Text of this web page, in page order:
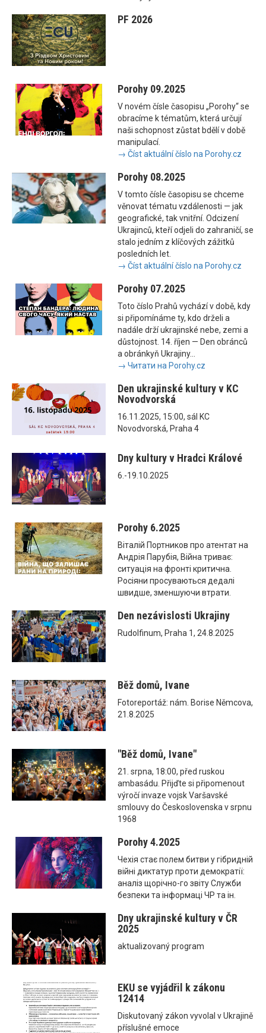
PF 2026
Porohy 09.2025
V novém čísle časopisu „Porohy“ se
obracíme k tématům, která určují
naši schopnost zůstat bdělí v době
manipulací.
→ Číst aktuální číslo na Porohy.cz
Porohy 08.2025
V tomto čísle časopisu se chceme
věnovat tématu vzdálenosti — jak
geografické, tak vnitřní. Odcizení
Ukrajinců, kteří odjeli do zahraničí, se
stalo jedním z klíčových zážitků
posledních let.
→ Číst aktuální číslo na Porohy.cz
Porohy 07.2025
Toto číslo Prahů vychází v době, kdy
si připomínáme ty, kdo drželi a
nadále drží ukrajinské nebe, zemi a
důstojnost. 14. říjen — Den obránců
a obránkyň Ukrajiny...
→ Читати на Porohy.cz
Den ukrajinské kultury v KC
Novodvorská
16.11.2025, 15:00, sál KC
Novodvorská, Praha 4
Dny kultury v Hradci Králové
6.-19.10.2025
Porohy 6.2025
Віталій Портников про атентат на
Андрія Парубія, Війна триває:
ситуація на фронті критична.
Росіяни просуваються дедалі
швидше, зменшуючи втрати.
Den nezávislosti Ukrajiny
Rudolfinum, Praha 1, 24.8.2025
Běž domů, Ivane
Fotoreportáž: nám. Borise Němcova,
21.8.2025
"Běž domů, Ivane"
21. srpna, 18:00, před ruskou
ambasádu. Přijďte si připomenout
výročí invaze vojsk Varšavské
smlouvy do Československa v srpnu
1968
Porohy 4.2025
Чехія стає полем битви у гібридній
війні диктатур проти демократії:
аналіз щорічно-го звіту Служби
безпеки та інформаці ЧР та ін.
Dny ukrajinské kultury v ČR
2025
aktualizovaný program
EKU se vyjádřil k zákonu
12414
Diskutovaný zákon vyvolal v Ukrajině
příslušné emoce